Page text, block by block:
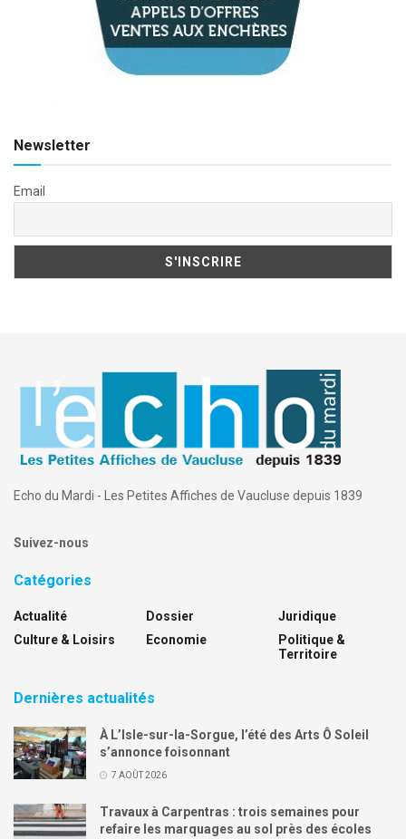
Newsletter
Email
Echo du Mardi - Les Petites Affiches de Vaucluse depuis 1839
Suivez-nous
Catégories
Actualité
Culture & Loisirs
Dossier
Economie
Juridique
Politique &
Territoire
Dernières actualités
À L’Isle-sur-la-Sorgue, l’été des Arts Ô Soleil
s’annonce foisonnant
7 AOÛT 2026
Travaux à Carpentras : trois semaines pour
refaire les marquages au sol près des écoles